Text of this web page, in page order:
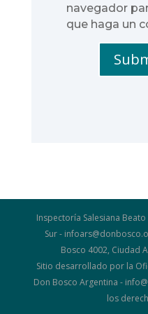
navegador
que haga un
Inspectoría Salesiana
Sur -
Bosco 4002, Ciudad
Sitio desarrollado por la
Don Bosco Argentina -
los